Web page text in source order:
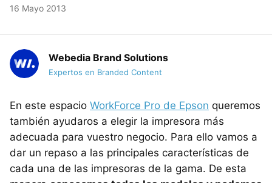
16 Mayo 2013
Webedia Brand Solutions
Expertos en Branded Content
En este espacio WorkForce Pro de Epson queremos
también ayudaros a elegir la impresora más
adecuada para vuestro negocio. Para ello vamos a
dar un repaso a las principales características de
cada una de las impresoras de la gama. De esta